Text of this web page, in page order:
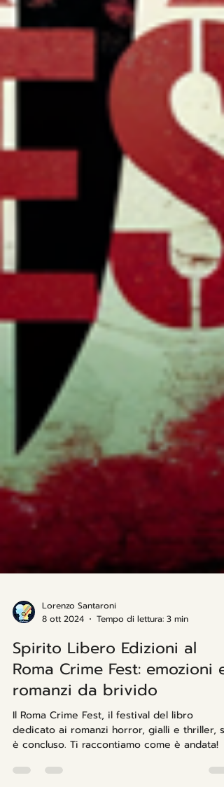
Lorenzo Santaroni
8 ott 2024
Tempo di lettura: 3 min
Spirito Libero Edizioni al
Roma Crime Fest: emozioni e
romanzi da brivido
Il Roma Crime Fest, il festival del libro